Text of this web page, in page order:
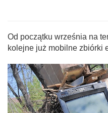
Od początku września na
kolejne już mobilne zbiórki